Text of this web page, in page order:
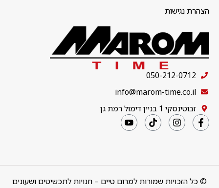
הצהרת נגישות
050-212-0712
info@marom-time.co.il
זבוטינסקי 1 בניין דימול רמת גן
© כל הזכויות שמורות למרום טיים – חנויות לתכשיטים ושעונים